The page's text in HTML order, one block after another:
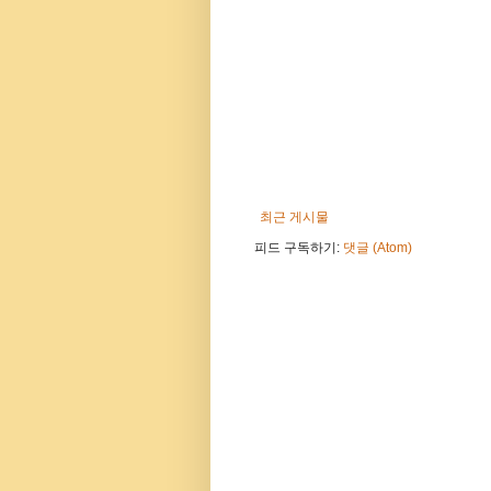
최근 게시물
피드 구독하기: 댓글 (Atom)